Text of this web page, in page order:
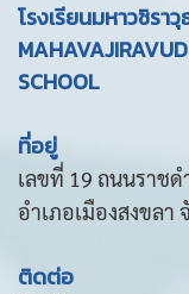
โรงเรียนมหาวชิรา
SCHOOL
ที่อยู่
เลขที่ 19 ถนนราช
อำเภอเมืองสงขลา
ติดต่อ